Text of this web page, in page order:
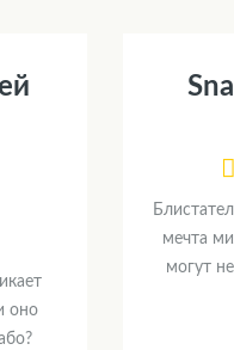
оно
мечта
могут